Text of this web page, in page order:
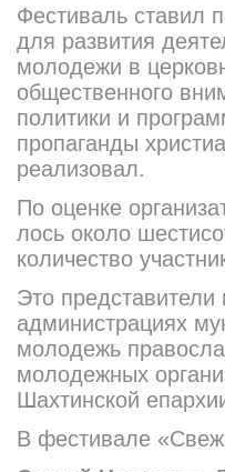
Фестиваль ставил
для развития
молодежи в
общественного
политики и
пропаганды
реализовал.
По оценке
лось около
количество
Это
администрациях
молодежь
молодежных
Шахтинской
В фестивале